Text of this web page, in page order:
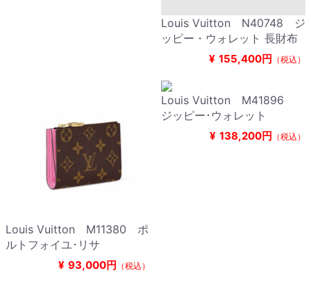
Louis Vuitton N40748 ジ
ッピー・ウォレット 長財布
¥ 155,400円 （税込）
Louis Vuitton M11380 ポ
ルトフォイユ･リサ
¥ 93,000円 （税込）
Louis Vuitton M41896
ジッピー･ウォレット
¥ 138,200円 （税込）